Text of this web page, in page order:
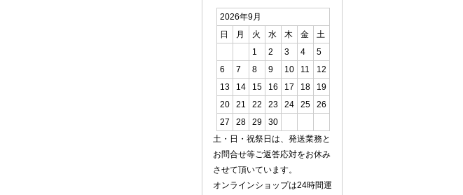
2026年9月
日
月 火 水 木 金
土
1
2 3 4
5
6
7 8 9 10 11
12
13
14 15 16 17 18
19
20
21 22 23 24 25
26
27
28 29
30
土・日・祝祭日は、発送業務と
お問合せ等ご返答応対をお休み
させて頂いています。
オンラインショップは24時間運